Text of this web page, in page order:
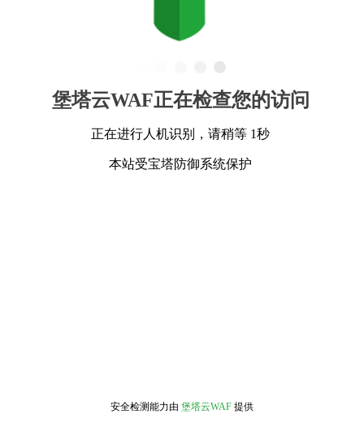
堡塔云WAF正在检查您的访问
正在进行人机识别，请稍等 1秒
本站受宝塔防御系统保护
安全检测能力由 堡塔云WAF 提供